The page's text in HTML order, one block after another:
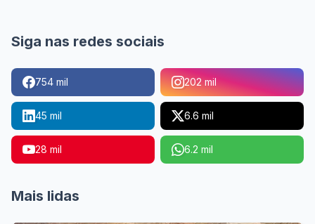
Siga nas redes sociais
754 mil 202 mil
45 mil 6.6 mil
28 mil 6.2 mil
Mais lidas